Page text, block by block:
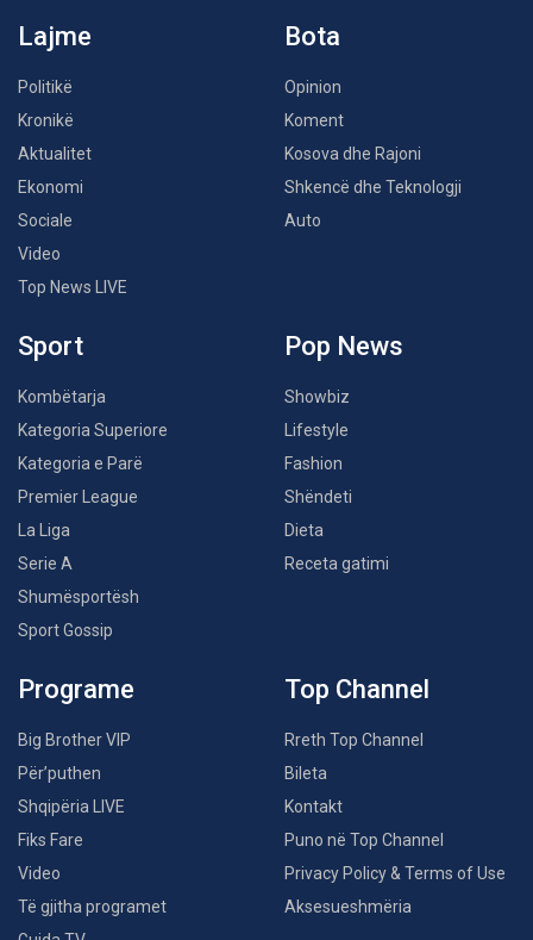
Lajme
Politikë
Kronikë
Aktualitet
Ekonomi
Sociale
Video
Top News LIVE
Bota
Opinion
Koment
Kosova dhe Rajoni
Shkencë dhe Teknologji
Auto
Sport
Kombëtarja
Kategoria Superiore
Kategoria e Parë
Premier League
La Liga
Serie A
Shumësportësh
Sport Gossip
Pop News
Showbiz
Lifestyle
Fashion
Shëndeti
Dieta
Receta gatimi
Programe
Big Brother VIP
Për’puthen
Shqipëria LIVE
Fiks Fare
Video
Të gjitha programet
Top Channel
Rreth Top Channel
Bileta
Kontakt
Puno në Top Channel
Privacy Policy & Terms of Use
Aksesueshmëria